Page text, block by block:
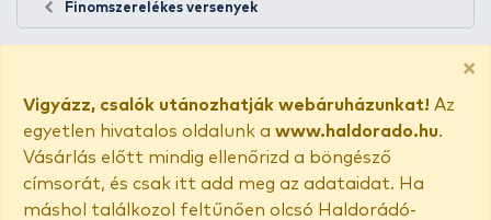
Finomszerelékes versenyek
×
Vigyázz, csalók utánozhatják webáruházunkat! Az
egyetlen hivatalos oldalunk a www.haldorado.hu.
Vásárlás előtt mindig ellenőrizd a böngésző
címsorát, és csak itt add meg az adataidat. Ha
máshol találkozol feltűnően olcsó Haldorádó-